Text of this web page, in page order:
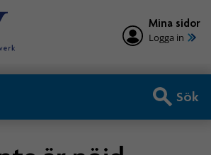
Mina sidor
Logga in
Sök